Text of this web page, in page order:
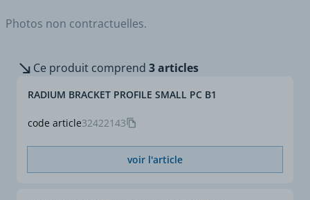
Photos non contractuelles.
Ce produit comprend 3 articles
code article32422143
RADIUM BRACKET PROFILE SMALL PC B1
voir l'article